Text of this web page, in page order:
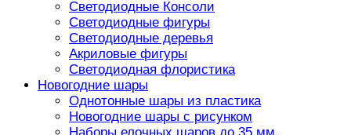
Светодиодные Консоли
Светодиодные фигуры
Светодиодные деревья
Акриловые фигуры
Светодиодная флористика
Новогодние шары
Однотонные шары из пластика
Новогодние шары с рисунком